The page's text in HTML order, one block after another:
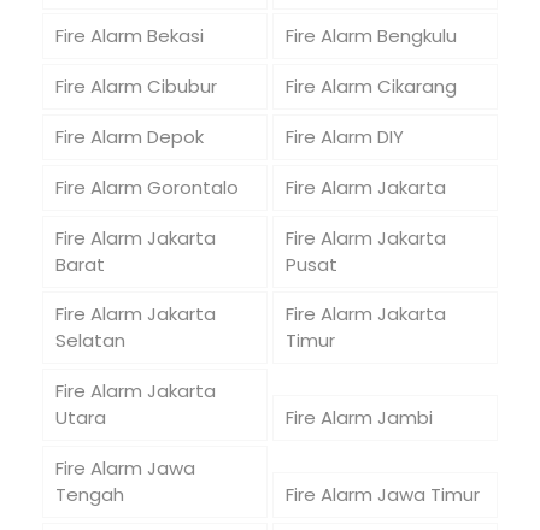
Fire Alarm Bekasi
Fire Alarm Bengkulu
Fire Alarm Cibubur
Fire Alarm Cikarang
Fire Alarm Depok
Fire Alarm DIY
Fire Alarm Gorontalo
Fire Alarm Jakarta
Fire Alarm Jakarta
Barat
Fire Alarm Jakarta
Pusat
Fire Alarm Jakarta
Selatan
Fire Alarm Jakarta
Timur
Fire Alarm Jakarta
Utara
Fire Alarm Jambi
Fire Alarm Jawa
Tengah
Fire Alarm Jawa Timur